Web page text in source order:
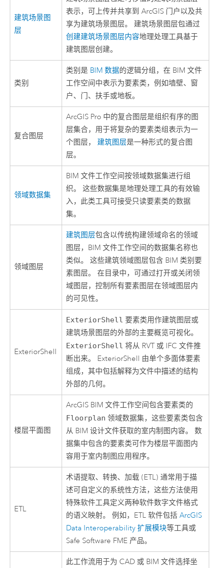
建筑场景图
层
表示，可上传并共享到 ArcGIS 门户以及共
享为建筑场景图层。 建筑场景图层包通过
创建建筑场景图层内容地理处理工具基于
建筑图层创建。
类别
类别是 BIM 数据的逻辑分组，在 BIM 文件
工作空间中表示为要素类，例如墙壁、窗
户、门、扶手或地板。
复合图层
ArcGIS Pro 中的复合图层是组织有序的图
层集合，用于将复杂的要素类组表示为一
个图层，建筑图层是一种形式的复合图
层。
领域数据集
BIM 文件工作空间按领域数据集进行组
织。 这些数据集是地理处理工具的有效输
入，此类工具可接受只读要素类的数据
集。
领域图层
建筑图层包含以传统构建领域命名的领域
图层，BIM 文件工作空间的数据集名称也
类似。 这些建筑领域图层包含 BIM 类别要
素图层。 在目录中，可通过打开或关闭领
域图层，控制所有要素图层在领域图层内
的可见性。
ExteriorShell
ExteriorShell 要素类用作建筑图层或
建筑场景图层的外部的主要概览可视化。
ExteriorShell 将从 RVT 或 IFC 文件推
断出来。 ExteriorShell 由单个多面体要素
组成，其中包括解释为文件中描述的结构
外部的几何。
楼层平面图
ArcGIS BIM 文件工作空间包含要素类的
Floorplan 领域数据集，这些要素类包含
从 BIM 设计文件获取的室内制图内容。 数
据集中包含的要素类可作为楼层平面图内
容用于室内制图应用程序。
ETL
术语提取、转换、加载 (ETL) 通常用于描
述可自定义的系统性方法，这些方法使用
特殊软件工具定义两种软件数字文件格式
的语义映射。 例如，ETL 软件包括ArcGIS
Data Interoperability 扩展模块等工具或
Safe Software FME 产品。
此工作流用于为 CAD 或 BIM 文件选择坐